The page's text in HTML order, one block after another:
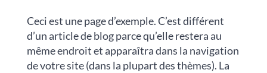
Ceci est une page d’exemple. C’est différent
d’un article de blog parce qu’elle restera au
même endroit et apparaîtra dans la navigation
de votre site (dans la plupart des thèmes). La